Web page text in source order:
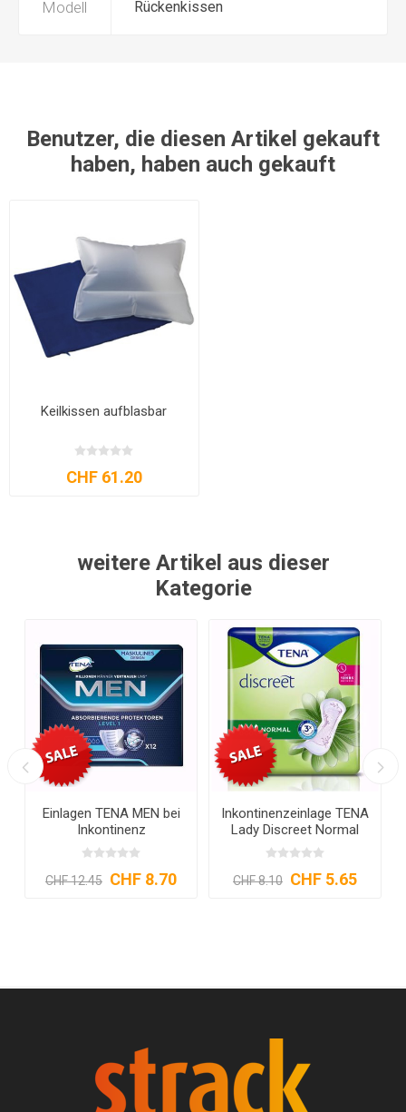
Modell Rückenkissen
Benutzer, die diesen Artikel gekauft
haben, haben auch gekauft
Keilkissen aufblasbar
CHF 61.20
weitere Artikel aus dieser
Kategorie
Einlagen TENA MEN bei
Inkontinenz
CHF 12.45 CHF 8.70
Inkontinenzeinlage TENA
Lady Discreet Normal
CHF 8.10 CHF 5.65